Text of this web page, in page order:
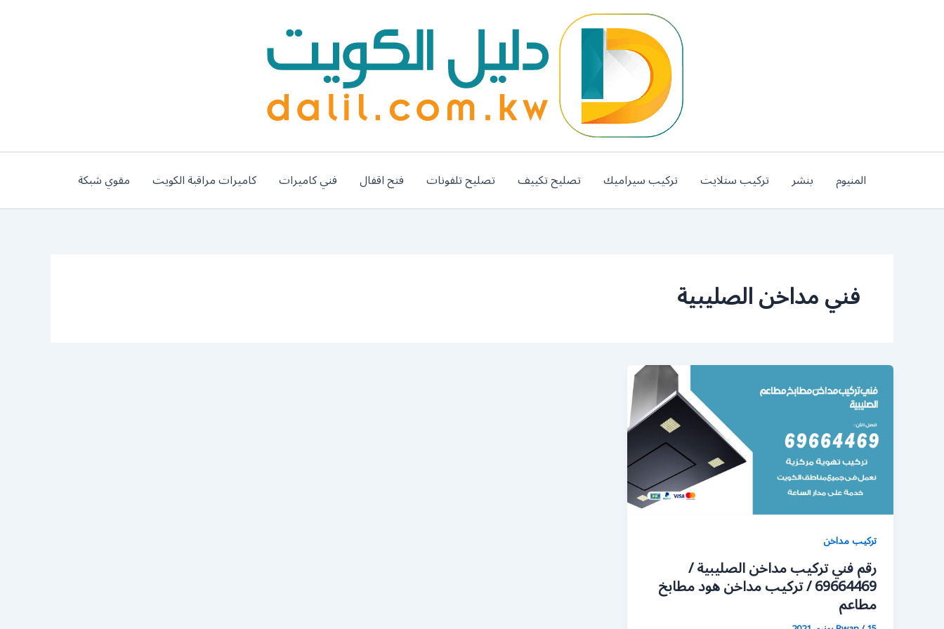
المنيوم بنشر تركيب ستلايت تركيب سيراميك تصليح تكييف تصليح تلفونات فتح اقفال فني كاميرات كاميرات مراقبة الكويت مقوي شبكة
فني مداخن الصليبية
تركيب مداخن
رقم فني تركيب مداخن الصليبية /
69664469 / تركيب مداخن هود مطابخ
مطاعم